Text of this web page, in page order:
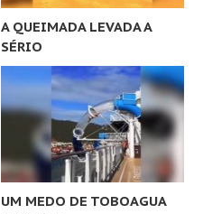
A QUEIMADA LEVADA A
SÉRIO
UM MEDO DE TOBOAGUA